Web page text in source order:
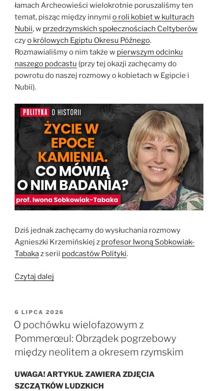
łamach Archeowieści wielokrotnie poruszaliśmy ten
temat, pisząc między innymi o roli kobiet w kulturach
Nubii, w przedrzymskich społecznościach Celtyberów
czyo królowych Egiptu Okresu Późnego.
Rozmawialiśmy o nim także w pierwszym odcinku
naszego podcastu (przy tej okazji zachęcamy do
powrotu do naszej rozmowy o kobietach w Egipcie i
Nubii).
Dziś jednak zachęcamy do wysłuchania rozmowy
Agnieszki Krzemińskiej z profesor Iwoną Sobkowiak-
Tabakaz serii podcastów Polityki.
Czytaj dalej
epoce
kamienia.
Profesor
Sobkowiak-
Tabaka
w
podcaście
OPUBLIKOWANE
W
6 LIPCA 2026
O pochówku wielofazowym z
Pommerœul: Obrządek pogrzebowy
między neolitem a okresem rzymskim
UWAGA! ARTYKUŁ ZAWIERA ZDJĘCIA
SZCZĄTKÓW LUDZKICH